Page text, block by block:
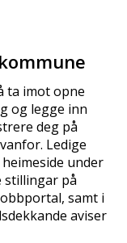
ta imot opne
og legge inn
deg på
Ledige
under
stillingar på
samt i
aviser